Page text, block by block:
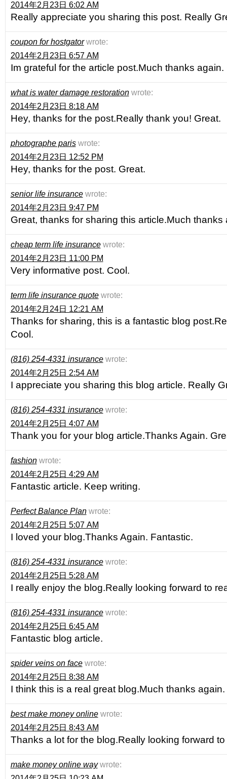
2014年2月23日 6:02 AM
Really appreciate you sharing this post. Really
coupon for hostgator wrote:
2014年2月23日 6:57 AM
Im grateful for the article post.Much thanks again.
what is water damage restoration wrote:
2014年2月23日 8:18 AM
Hey, thanks for the post.Really thank you! Great.
photographe paris wrote:
2014年2月23日 12:52 PM
Hey, thanks for the post. Great.
senior life insurance wrote:
2014年2月23日 9:47 PM
Great, thanks for sharing this article.Much thanks
cheap term life insurance wrote:
2014年2月23日 11:00 PM
Very informative post. Cool.
term life insurance quote wrote:
2014年2月24日 12:21 AM
Thanks for sharing, this is a fantastic blog
Cool.
(816) 254-4331 insurance wrote:
2014年2月25日 2:54 AM
I appreciate you sharing this blog article. Really
(816) 254-4331 insurance wrote:
2014年2月25日 4:07 AM
Thank you for your blog article.Thanks Again.
fashion wrote:
2014年2月25日 4:29 AM
Fantastic article. Keep writing.
Perfect Balance Plan wrote:
2014年2月25日 5:07 AM
I loved your blog.Thanks Again. Fantastic.
(816) 254-4331 insurance wrote:
2014年2月25日 5:28 AM
I really enjoy the blog.Really looking forward to
(816) 254-4331 insurance wrote:
2014年2月25日 6:45 AM
Fantastic blog article.
spider veins on face wrote:
2014年2月25日 8:38 AM
I think this is a real great blog.Much thanks
best make money online wrote:
2014年2月25日 8:43 AM
Thanks a lot for the blog.Really looking forward
make money online way wrote: